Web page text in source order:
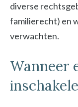
diverse
familierecht) en
verwachten.
Wanneer